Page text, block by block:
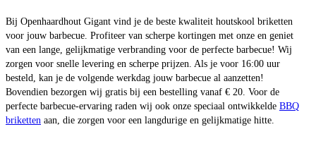
Bij Openhaardhout Gigant vind je de beste kwaliteit houtskool briketten
voor jouw barbecue. Profiteer van scherpe kortingen met onze en geniet
van een lange, gelijkmatige verbranding voor de perfecte barbecue! Wij
zorgen voor snelle levering en scherpe prijzen. Als je voor 16:00 uur
besteld, kan je de volgende werkdag jouw barbecue al aanzetten!
Bovendien bezorgen wij gratis bij een bestelling vanaf € 20. Voor de
perfecte barbecue-ervaring raden wij ook onze speciaal ontwikkelde BBQ
briketten aan, die zorgen voor een langdurige en gelijkmatige hitte.